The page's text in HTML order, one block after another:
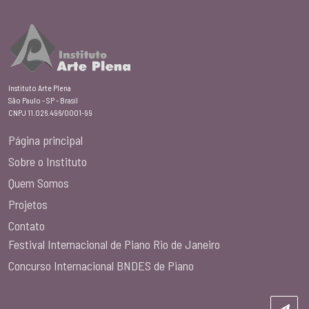
Instituto Arte Plena
São Paulo - SP - Brasil
CNPJ 11.026.496/0001-99
Página principal
Sobre o Instituto
Quem Somos
Projetos
Contato
Festival Internacional de Piano Rio de Janeiro
Concurso Internacional BNDES de Piano